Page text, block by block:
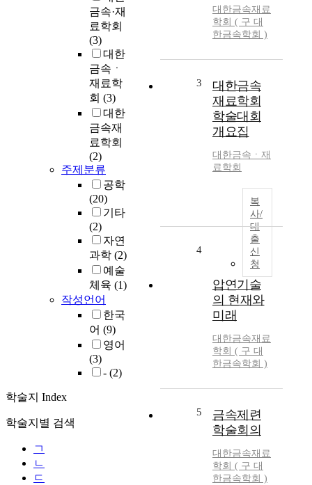
금속·재
료학회
(3)
대한
금속ㆍ
재료학
회 (3)
대한
금속재
료학회
(2)
주제분류
공학
(20)
기타
(2)
자연
과학 (2)
예술
체육 (1)
작성언어
한국
어 (9)
영어
(3)
- (2)
학술지 Index
학술지별 검색
ㄱ
ㄴ
ㄷ
대한금속재료
학회 ( 구 대
한금속학회 )
3
대한금속
재료학회
학술대회
개요집
대한금속ㆍ재
료학회
복
사/
대
출
신
청
4
압연기술
의 현재와
미래
대한금속재료
학회 ( 구 대
한금속학회 )
5
금속제련
학술회의
대한금속재료
학회 ( 구 대
한금속학회 )